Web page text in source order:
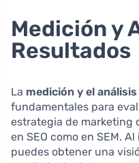
Medición y
Resultados
La medición y el
fundamentales para
estrategia de marketing
en SEO como en SEM.
puedes obtener una